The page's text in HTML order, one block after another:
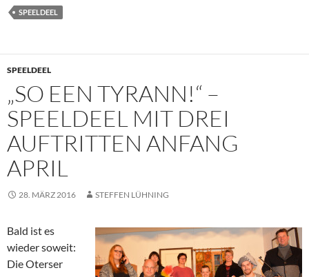
SPEELDEEL
SPEELDEEL
„SO EEN TYRANN!“ –
SPEELDEEL MIT DREI
AUFTRITTEN ANFANG
APRIL
28. MÄRZ 2016 STEFFEN LÜHNING
Bald ist es
wieder soweit:
Die Oterser